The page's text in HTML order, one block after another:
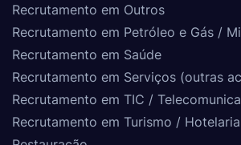
Recrutamento em Outros
Recrutamento em Petróleo e Gás /
Recrutamento em Saúde
Recrutamento em Serviços (outras
Recrutamento em TIC /
Recrutamento em Turismo /